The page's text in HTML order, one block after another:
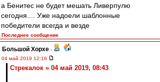
а Бенитес не будет мешать Ливерпулю
сегодня.... Уже надоели шаблонные
победители всегда и везде
Последнее сообщение
Большой Хорхе -
04 май 2019 12:16
Стрекалок » 04 май 2019, 08:43